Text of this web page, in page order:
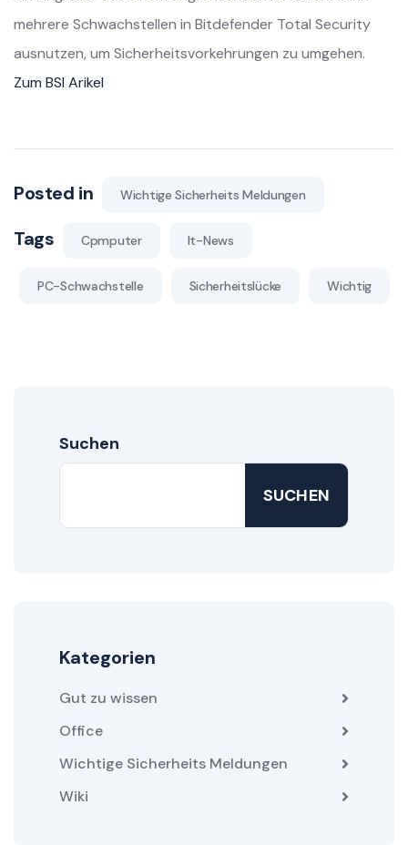
mehrere Schwachstellen in Bitdefender Total Security
ausnutzen, um Sicherheitsvorkehrungen zu umgehen.
Zum BSI Arikel
Posted in Wichtige Sicherheits Meldungen
Tags Cpmputer It-News
PC-Schwachstelle Sicherheitslücke Wichtig
Suchen
SUCHEN
Kategorien
Gut zu wissen
Office
Wichtige Sicherheits Meldungen
Wiki